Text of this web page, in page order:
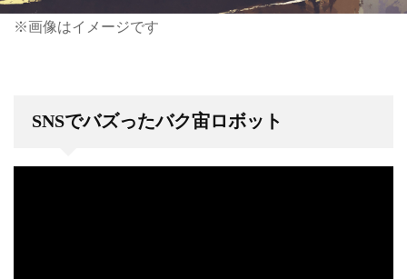
※画像はイメージです
SNSでバズったバク宙ロボット